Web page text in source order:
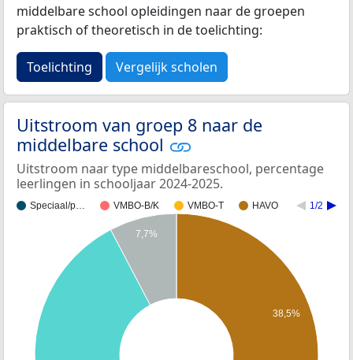
middelbare school opleidingen naar de groepen
praktisch of theoretisch in de toelichting:
Toelichting Vergelijk scholen
Uitstroom van groep 8 naar de
middelbare school
Uitstroom naar type middelbareschool, percentage
leerlingen in schooljaar 2024-2025.
Speciaal/p… VMBO-B/K VMBO-T HAVO 1/2
38,5%
7,7%